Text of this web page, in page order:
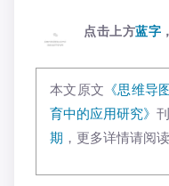
点击上方蓝字
本文原文 《思维导
育中的应用研究》
期 ，更多详情请阅